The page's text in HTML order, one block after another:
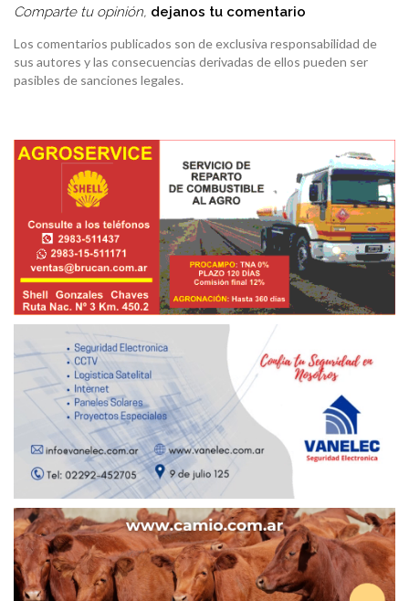
Comparte tu opinión, dejanos tu comentario
Los comentarios publicados son de exclusiva responsabilidad de
sus autores y las consecuencias derivadas de ellos pueden ser
pasibles de sanciones legales.